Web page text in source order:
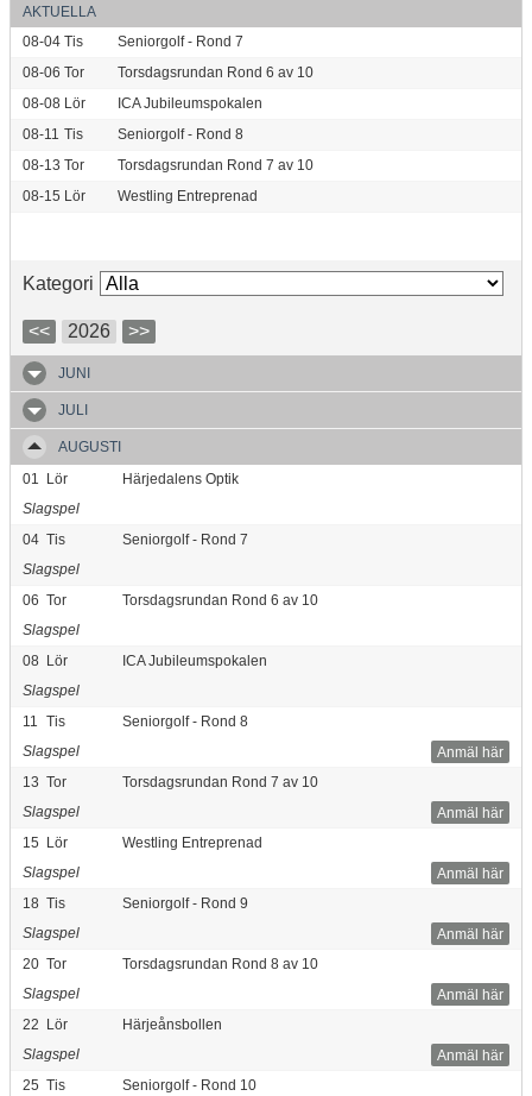
AKTUELLA
08-04 Tis
Seniorgolf - Rond 7
08-06 Tor
Torsdagsrundan Rond 6 av 10
08-08 Lör
ICA Jubileumspokalen
08-11 Tis
Seniorgolf - Rond 8
08-13 Tor
Torsdagsrundan Rond 7 av 10
08-15 Lör Westling Entreprenad
Kategori
<< 2026 >>
JUNI
JULI
AUGUSTI
01
Lör
Härjedalens Optik
Slagspel
04 Tis
Seniorgolf - Rond 7
Slagspel
06 Tor
Torsdagsrundan Rond 6 av 10
Slagspel
08 Lör
ICA Jubileumspokalen
Slagspel
11
Tis
Seniorgolf - Rond 8
Anmäl här
Slagspel
13 Tor
Torsdagsrundan Rond 7 av 10
Anmäl här
Slagspel
15 Lör
Westling Entreprenad
Anmäl här
Slagspel
18 Tis
Seniorgolf - Rond 9
Anmäl här
Slagspel
20 Tor
Torsdagsrundan Rond 8 av 10
Anmäl här
Slagspel
22 Lör
Härjeånsbollen
Anmäl här
Slagspel
25 Tis
Seniorgolf - Rond 10